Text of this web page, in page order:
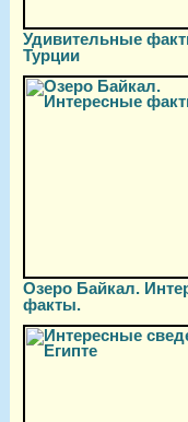
Удивительные
Турции
Озеро Байкал.
факты.